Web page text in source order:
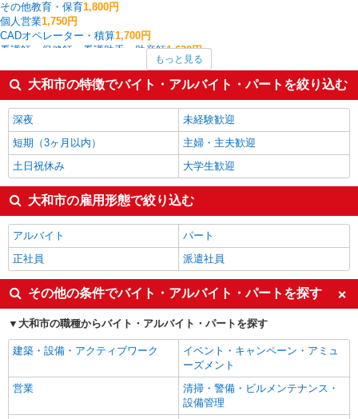
その他教育・保育1,800円
個人営業1,750円
CADオペレーター・積算1,700円
看護師・保健師・看護助手・助産師1,630円
中型（2t・4t）ドライバー1,600円
ルートセールス 1,600円
家電・携帯販売1,589円
大和市の他の職種の平均時給を見る
もっと見る
大和市の特徴でバイト・アルバイト・パートを絞り込む
深夜
未経験歓迎
短期（3ヶ月以内）
主婦・主夫歓迎
土日祝休み
大学生歓迎
大和市の雇用形態で絞り込む
アルバイト
パート
正社員
派遣社員
その他の条件でバイト・アルバイト・パートを探す
大和市の職種からバイト・アルバイト・パートを探す
建築・設備・アクティブワーク
イベント・キャンペーン・アミュ
ーズメント
営業
清掃・警備・ビルメンテナンス・
設備管理